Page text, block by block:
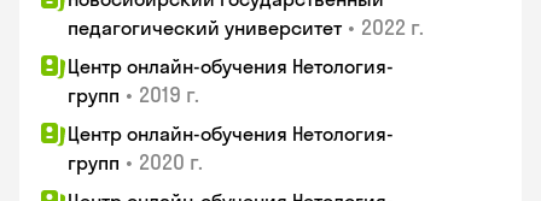
педагогический университет • 2022 г.
Центр онлайн-обучения Нетология-
групп • 2019 г.
Центр онлайн-обучения Нетология-
групп • 2020 г.